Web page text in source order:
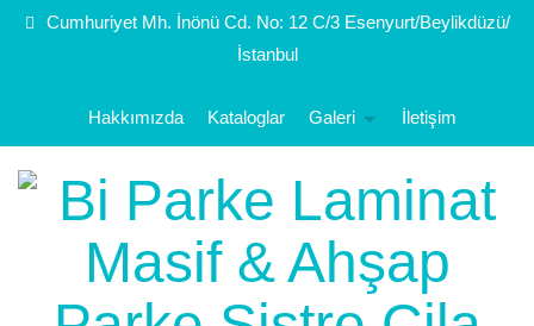
Cumhuriyet Mh. İnönü Cd. No: 12 C/3 Esenyurt/Beylikdüzü/
İstanbul
Hakkımızda Kataloglar Galeri İletişim